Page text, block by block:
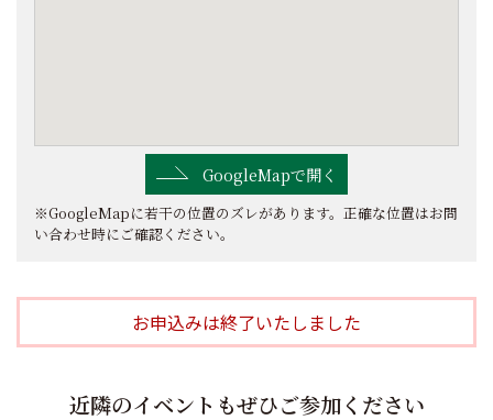
GoogleMapで開く
※GoogleMapに若干の位置のズレがあります。正確な位置はお問
い合わせ時にご確認ください。
お申込みは終了いたしました
近隣のイベントもぜひご参加ください